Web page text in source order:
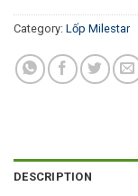
Category: Lốp Milestar
DESCRIPTION